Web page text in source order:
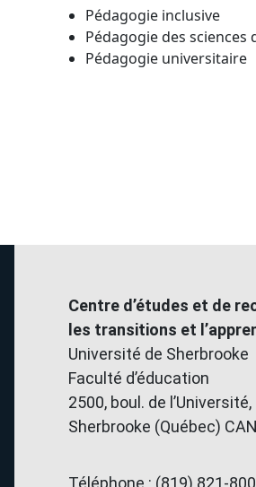
Pédagogie inclusive
Pédagogie des sciences
Pédagogie universitaire
Centre d’études et de
les transitions et
Université de Sherbrooke
Faculté d’éducation
2500, boul. de
Sherbrooke (Québec)
Téléphone : (819) 821-